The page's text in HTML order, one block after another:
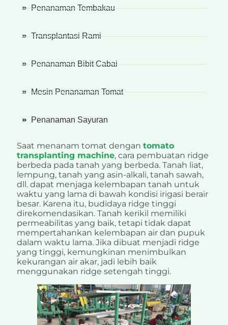
Penanaman Tembakau
Transplantasi Rami
Penanaman Bibit Cabai
Mesin Penanaman Tomat
Penanaman Sayuran
Saat menanam tomat dengan tomato
transplanting machine, cara pembuatan ridge
berbeda pada tanah yang berbeda. Tanah liat,
lempung, tanah yang asin-alkali, tanah sawah,
dll. dapat menjaga kelembapan tanah untuk
waktu yang lama di bawah kondisi irigasi berair
besar. Karena itu, budidaya ridge tinggi
direkomendasikan. Tanah kerikil memiliki
permeabilitas yang baik, tetapi tidak dapat
mempertahankan kelembapan air dan pupuk
dalam waktu lama. Jika dibuat menjadi ridge
yang tinggi, kemungkinan menimbulkan
kekurangan air akar, jadi lebih baik
menggunakan ridge setengah tinggi.